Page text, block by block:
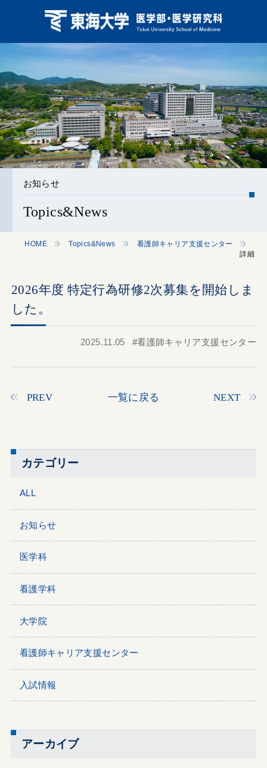
お知らせ
Topics&News
HOME Topics&News
看護師キャリア支援センター
詳細
2026年度 特定行為研修2次募集を開始しま
した。
2025.11.05 看護師キャリア支援センター
PREV 一覧に戻る NEXT
カテゴリー
ALL
お知らせ
医学科
看護学科
大学院
看護師キャリア支援センター
入試情報
アーカイブ